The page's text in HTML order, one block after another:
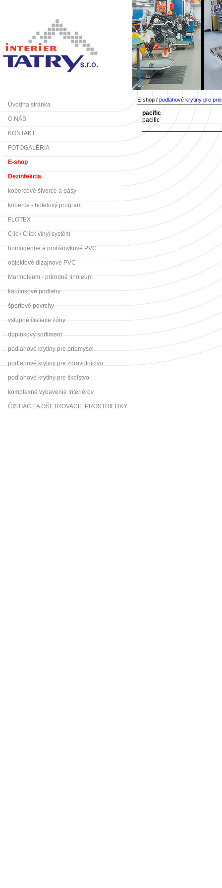
Úvodna stránka
O NÁS
KONTAKT
FOTOGALÉRIA
E-shop
Dezinfekcia
kobercové štvorce a pásy
koberce - hotelový program
FLOTEX
Clic / Click vinyl systém
homogénne a protišmykové PVC
objektové dizajnové PVC
Marmoleum - prírodné linoleum
kaučukové podlahy
športové povrchy
vstupné čistiace zóny
doplnkový sortiment
podlahové krytiny pre priemysel
podlahové krytiny pre zdravotníctvo
podlahové krytiny pre školstvo
komplexné vybavenie interiérov
ČISTIACE A OŠETROVACIE PROSTRIEDKY
E-shop / podlahové krytiny pre
pacific
pacific